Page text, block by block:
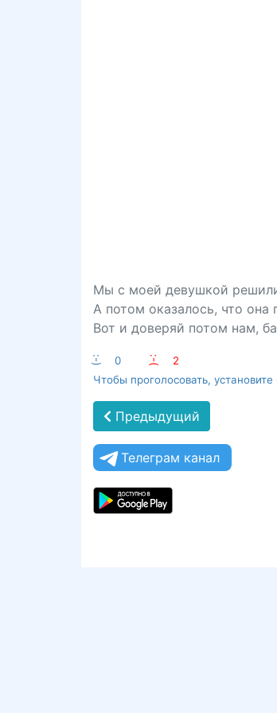
Мы с моей девушкой
А потом оказалось, что она
Вот и доверяй потом нам,
:-) 0 :-(
2
Чтобы проголосовать,
Предыдущий
Телеграм канал